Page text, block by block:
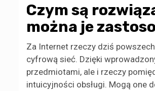
Czym są
można je
Za Internet rzeczy dziś
cyfrową sieć. Dzięki
przedmiotami, ale i rzeczy
intuicyjności obsługi. Mogą one